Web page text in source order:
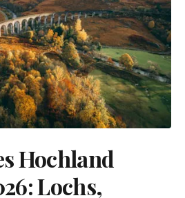
Hochland
Lochs,